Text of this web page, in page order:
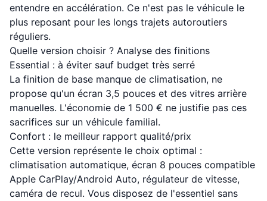
entendre en accélération. Ce n'est pas le véhicule le
plus reposant pour les longs trajets autoroutiers
réguliers.
Quelle version choisir ? Analyse des finitions
Essential : à éviter sauf budget très serré
La finition de base manque de climatisation, ne
propose qu'un écran 3,5 pouces et des vitres arrière
manuelles. L'économie de 1 500 € ne justifie pas ces
sacrifices sur un véhicule familial.
Confort : le meilleur rapport qualité/prix
Cette version représente le choix optimal :
climatisation automatique, écran 8 pouces compatible
Apple CarPlay/Android Auto, régulateur de vitesse,
caméra de recul. Vous disposez de l'essentiel sans